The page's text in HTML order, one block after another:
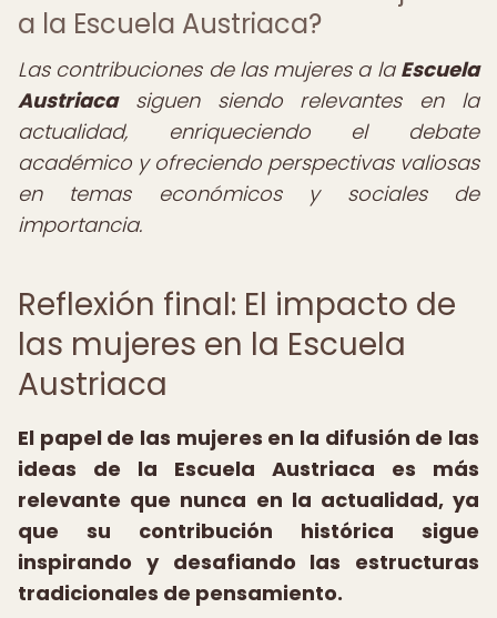
a la Escuela Austriaca?
Las contribuciones de las mujeres a la Escuela
Austriacasiguen siendo relevantes en la
actualidad, enriqueciendo el debate
académico y ofreciendo perspectivas valiosas
en temas económicos y sociales de
importancia.
Reflexión final: El impacto de
las mujeres en la Escuela
Austriaca
El papel de las mujeres en la difusión de las
ideas de la Escuela Austriaca es más
relevante que nunca en la actualidad, ya
que su contribución histórica sigue
inspirando y desafiando las estructuras
tradicionales de pensamiento.